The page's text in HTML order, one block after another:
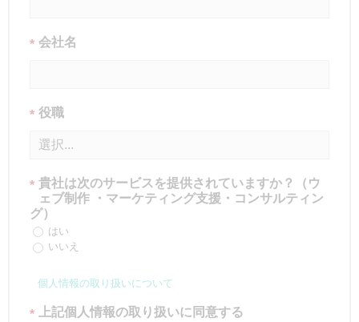
* 会社名
* 役職
* 貴社は次のサービスを提供されていますか？（ウ
ェブ制作 ・マーケティング支援・コンサルティン
グ）
はい
いいえ
個人情報の取り扱いについて
* 上記個人情報の取り扱いに同意する